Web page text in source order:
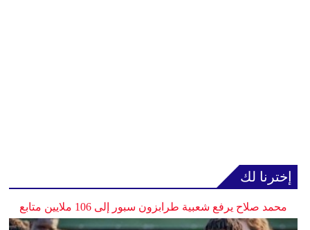
إخترنا لك
محمد صلاح يرفع شعبية طرابزون سبور إلى 106 ملايين متابع